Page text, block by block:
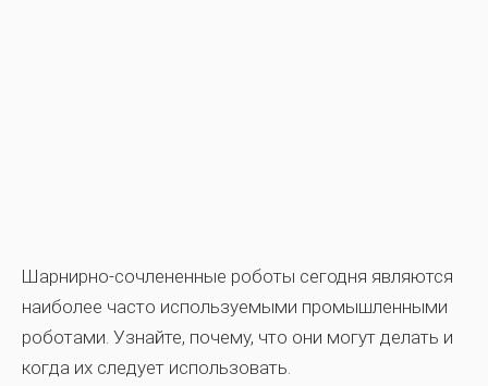
Шарнирно-сочлененные роботы сегодня являются
наиболее часто используемыми промышленными
роботами. Узнайте, почему, что они могут делать и
когда их следует использовать.